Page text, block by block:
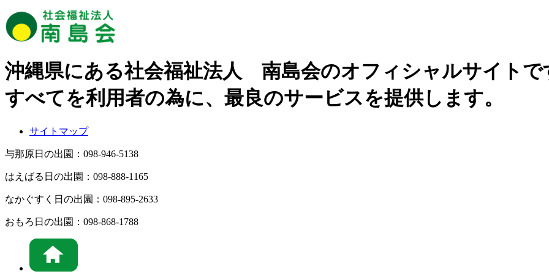
沖縄県にある社会福祉法人 南島会のオフィシャルサイトで
すべてを利用者の為に、最良のサービスを提供します。
サイトマップ
与那原日の出園： 098-946-5138
はえばる日の出園： 098-888-1165
なかぐすく日の出園： 098-895-2633
おもろ日の出園： 098-868-1788